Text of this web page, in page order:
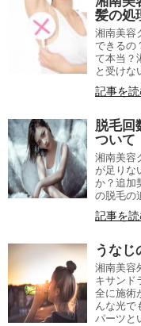
髪の処
湘南美容
できるの
て本当？
と受けな
記事を
脱毛回
ついて
湘南美容
が足りな
か？追加
の脱毛の
記事を
うなじ
湘南美容
キサンド
全に施術
んな光で
パーツと